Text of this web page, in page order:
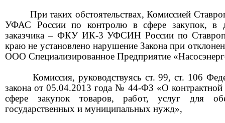
При таких обстоятельствах, Комиссией
УФАС России по контролю в сфере закупок, в
заказчика – ФКУ ИК-3 УФСИН России по
краю не установлено нарушение Закона при
ООО Специализированное Предприятие
Комиссия, руководствуясь ст. 99, ст. 106
закона от 05.04.2013 года № 44-ФЗ «О контрактной
сфере закупок товаров, работ, услуг для
государственных и муниципальных нужд»,